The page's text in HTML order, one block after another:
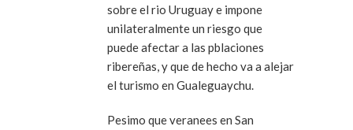
sobre el rio Uruguay e impone
unilateralmente un riesgo que
puede afectar a las pblaciones
ribereñas, y que de hecho va a alejar
el turismo en Gualeguaychu.
Pesimo que veranees en San